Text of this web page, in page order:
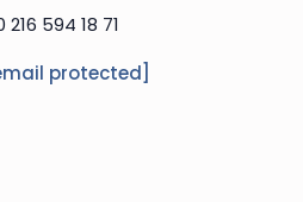
216 594 18 71
protected]